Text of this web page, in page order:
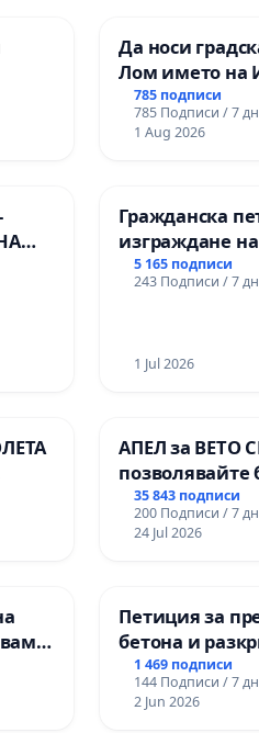
Да носи
Лом името на
785 подписи
785 Подписи / 7
1 Aug 2026
Гражданска
изграждане
парк в
5 165 подписи
243 Подписи / 7
1 Jul 2026
АПЕЛ за ВЕТО
Радев да
правата ни в
35 843 подписи
200 Подписи / 7
24 Jul 2026
ще
Петиция за
бетона и
античното
Могиланската
Враца
1 469 подписи
144 Подписи / 7
2 Jun 2026